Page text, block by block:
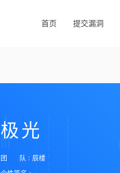
首页 提交漏洞
极光
团 队 : 辰楼